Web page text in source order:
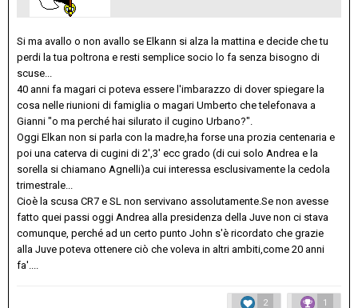
Si ma avallo o non avallo se Elkann si alza la mattina e decide che tu
perdi la tua poltrona e resti semplice socio lo fa senza bisogno di
scuse...
40 anni fa magari ci poteva essere l'imbarazzo di dover spiegare la
cosa nelle riunioni di famiglia o magari Umberto che telefonava a
Gianni "o ma perché hai silurato il cugino Urbano?".
Oggi Elkan non si parla con la madre,ha forse una prozia centenaria e
poi una caterva di cugini di 2',3' ecc grado (di cui solo Andrea e la
sorella si chiamano Agnelli)a cui interessa esclusivamente la cedola
trimestrale...
Cioè la scusa CR7 e SL non servivano assolutamente.Se non avesse
fatto quei passi oggi Andrea alla presidenza della Juve non ci stava
comunque, perché ad un certo punto John s'è ricordato che grazie
alla Juve poteva ottenere ciò che voleva in altri ambiti,come 20 anni
fa'....
2 1